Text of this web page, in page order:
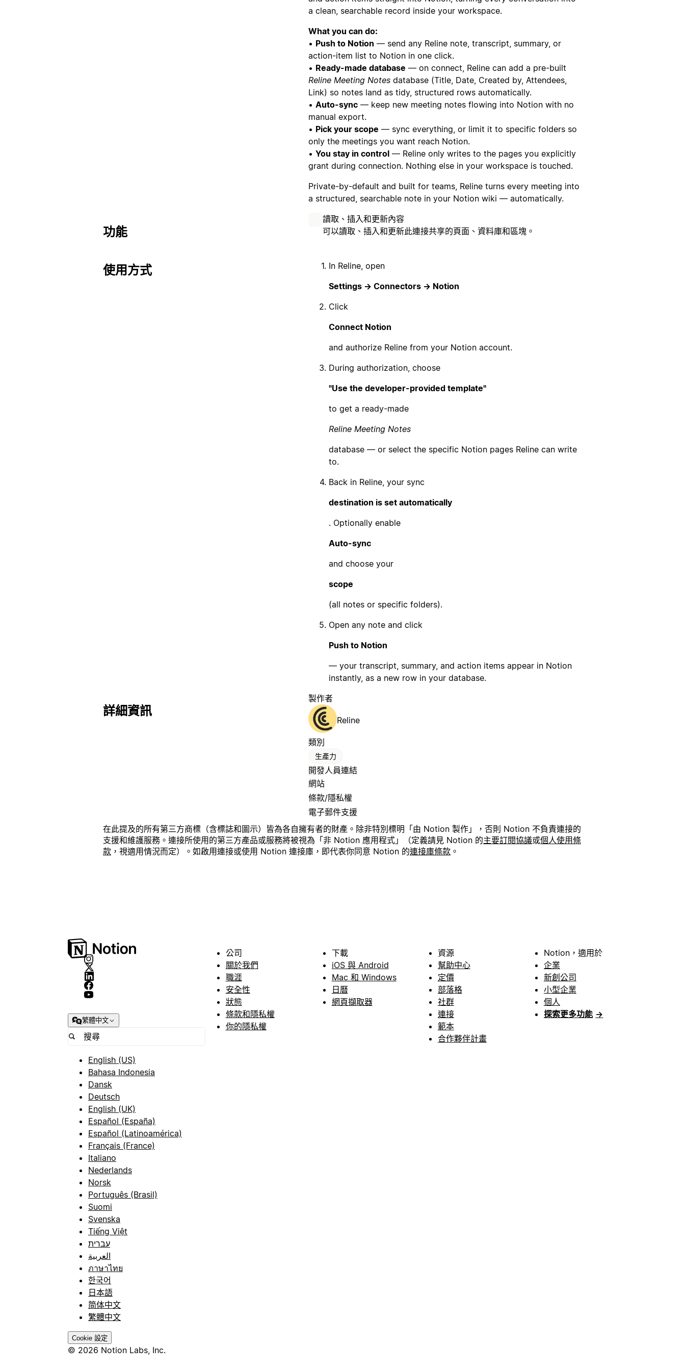
a clean, searchable record inside your workspace.
What you can do:
• Push to Notion — send any Reline note, transcript, summary, or
action-item list to Notion in one click.
• Ready-made database — on connect, Reline can add a pre-built
Reline Meeting Notes database (Title, Date, Created by, Attendees,
Link) so notes land as tidy, structured rows automatically.
• Auto-sync — keep new meeting notes flowing into Notion with no
manual export.
• Pick your scope — sync everything, or limit it to specific folders so
only the meetings you want reach Notion.
• You stay in control — Reline only writes to the pages you explicitly
grant during connection. Nothing else in your workspace is touched.
Private-by-default and built for teams, Reline turns every meeting into
a structured, searchable note in your Notion wiki — automatically.
功能
讀取、插入和更新內容
可以讀取、插入和更新此連接共享的頁面、資料庫和區塊。
使用方式
In Reline, open
Settings → Connectors → Notion
Click
Connect Notion
and authorize Reline from your Notion account.
During authorization, choose
"Use the developer-provided template"
to get a ready-made
Reline Meeting Notes
database — or select the specific Notion pages Reline can write
to.
Back in Reline, your sync
destination is set automatically
. Optionally enable
Auto-sync
and choose your
scope
(all notes or specific folders).
Open any note and click
Push to Notion
— your transcript, summary, and action items appear in Notion
instantly, as a new row in your database.
詳細資訊
製作者
Reline
類別
生產力
開發人員連結
網站
條款/隱私權
電子郵件支援
在此提及的所有第三方商標（含標誌和圖示）皆為各自擁有者的財產。除非特別標明「由 Notion 製作」，否則 Notion 不負責連接的
支援和維護服務。連接所使用的第三方產品或服務將被視為「非 Notion 應用程式」（定義請見 Notion 的主要訂閱協議或個人使用條
款 ，視適用情況而定）。如啟用連接或使用 Notion 連接庫，即代表你同意 Notion 的連接庫條款 。
繁體中文
English (US)
Bahasa Indonesia
Dansk
Deutsch
English (UK)
Español (España)
Español (Latinoamérica)
Français (France)
Italiano
Nederlands
Norsk
Português (Brasil)
Suomi
Svenska
Tiếng Việt
עברית
العربية
ภาษาไทย
한국어
日本語
简体中文
繁體中文
Cookie 設定
© 2026 Notion Labs, Inc.
公司
關於我們
職涯
安全性
狀態
條款和隱私權
你的隱私權
下載
iOS 與 Android
Mac 和 Windows
日曆
網頁擷取器
資源
幫助中心
定價
部落格
社群
連接
範本
合作夥伴計畫
Notion，適用於
企業
新創公司
小型企業
個人
探索更多功能 →